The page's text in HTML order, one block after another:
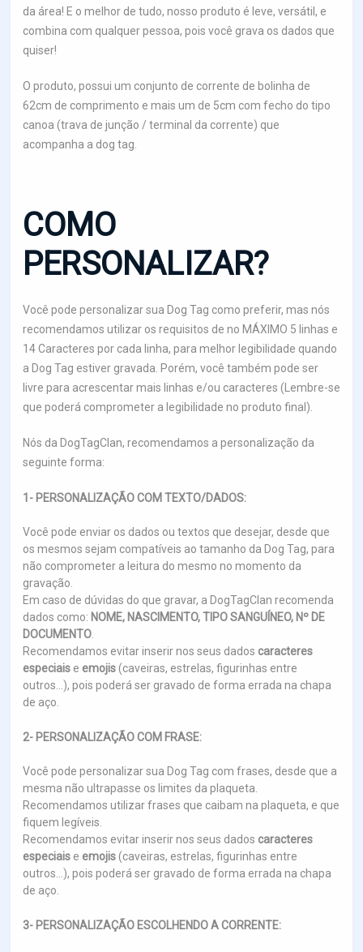
da área! E o melhor de tudo, nosso produto é leve, versátil, e
combina com qualquer pessoa, pois você grava os dados que
quiser!
O produto, possui um conjunto de corrente de bolinha de
62cm de comprimento e mais um de 5cm com fecho do tipo
canoa (trava de junção / terminal da corrente) que
acompanha a dog tag.
COMO
PERSONALIZAR?
Você pode personalizar sua Dog Tag como preferir, mas nós
recomendamos utilizar os requisitos de no MÁXIMO 5 linhas e
14 Caracteres por cada linha, para melhor legibilidade quando
a Dog Tag estiver gravada. Porém, você também pode ser
livre para acrescentar mais linhas e/ou caracteres (Lembre-se
que poderá comprometer a legibilidade no produto final).
Nós da DogTagClan, recomendamos a personalização da
seguinte forma:
1- PERSONALIZAÇÃO COM TEXTO/DADOS:
Você pode enviar os dados ou textos que desejar, desde que
os mesmos sejam compatíveis ao tamanho da Dog Tag, para
não comprometer a leitura do mesmo no momento da
gravação.
Em caso de dúvidas do que gravar, a DogTagClan recomenda
dados como: NOME, NASCIMENTO, TIPO SANGUÍNEO, Nº DE
DOCUMENTO.
Recomendamos evitar inserir nos seus dados caracteres
especiais e emojis(caveiras, estrelas, figurinhas entre
outros...), pois poderá ser gravado de forma errada na chapa
de aço.
2- PERSONALIZAÇÃO COM FRASE:
Você pode personalizar sua Dog Tag com frases, desde que a
mesma não ultrapasse os limites da plaqueta.
Recomendamos utilizar frases que caibam na plaqueta, e que
fiquem legíveis.
Recomendamos evitar inserir nos seus dados caracteres
especiais e emojis(caveiras, estrelas, figurinhas entre
outros...), pois poderá ser gravado de forma errada na chapa
de aço.
3- PERSONALIZAÇÃO ESCOLHENDO A CORRENTE: